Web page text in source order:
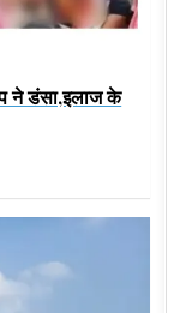
ने डंसा,इलाज के